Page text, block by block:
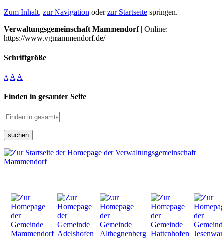
Zum Inhalt, zur Navigation oderzur Startseite springen.
Verwaltungsgemeinschaft Mammendorf| Online:
https://www.vgmammendorf.de/
Schriftgröße
A A A
Finden in gesamter Seite
suchen